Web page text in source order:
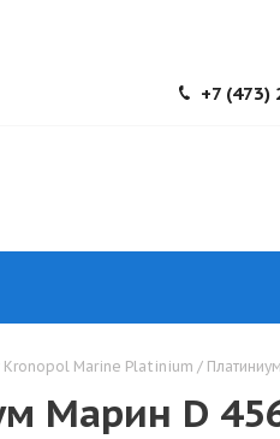
+7 (473)
Kronopol Marine Platinium /
Марин D